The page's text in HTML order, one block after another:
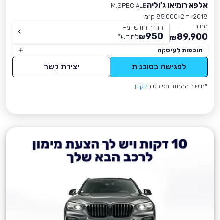
אלפא רומיאו ג'וליהM.SPECIALE
2018 יד 2
85,000 ק״מ
מחיר
89,900
₪
החזר חודשי מ-
950
₪לחודש*
תוספות לעיסקה
לפגישה בסוכנות יצירת קשר
*חישוב ההחזר מפורט בתקנון